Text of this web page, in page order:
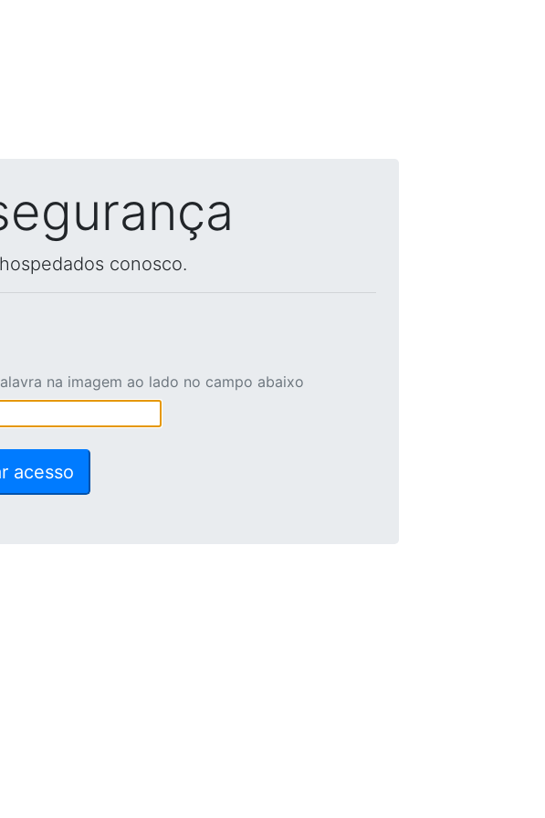
conosco.
na imagem ao lado no campo abaixo